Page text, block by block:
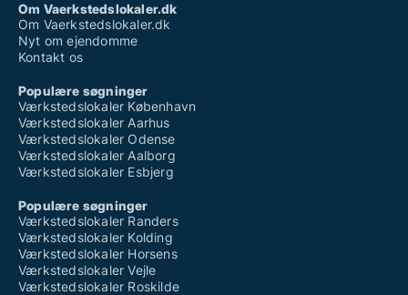
Om Vaerkstedslokaler.dk
Om Vaerkstedslokaler.dk
Nyt om ejendomme
Kontakt os
Populære søgninger
Værkstedslokaler København
Værkstedslokaler Aarhus
Værkstedslokaler Odense
Værkstedslokaler Aalborg
Værkstedslokaler Esbjerg
Populære søgninger
Værkstedslokaler Randers
Værkstedslokaler Kolding
Værkstedslokaler Horsens
Værkstedslokaler Vejle
Værkstedslokaler Roskilde